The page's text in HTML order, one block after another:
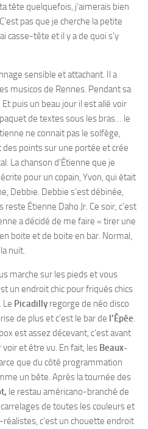
tête quelquefois, j‘aimerais bien
pas que je cherche la petite
casse-tête et il y a de quoi s’y
sensible et attachant. Il a
musicos de Rennes. Pendant sa
Et puis un beau jour il est allé voir
de textes sous les bras… le
ne connait pas le solfège,
points sur une portée et crée
La chanson d’Étienne que je
pour un copain, Yvon, qui était
Debbie. Debbie s’est débinée,
Étienne Daho Jr. Ce soir, c’est
a décidé de me faire « tirer une
boite et de boite en bar. Normal,
nuit.
marche sur les pieds et vous
un endroit chic pour friqués chics
Le Picadilly regorge de néo disco
de plus et c’est le bar de l’Èpée.
est assez décevant, c’est avant
et être vu. En fait, les Beaux-
que du côté programmation
un bête. Après la tournée des
le restau américano-branché de
de toutes les couleurs et
c’est un chouette endroit